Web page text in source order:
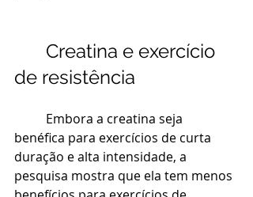
Creatina e exercício
de resistência
Embora a creatina seja
benéfica para exercícios de curta
duração e alta intensidade, a
pesquisa mostra que ela tem menos